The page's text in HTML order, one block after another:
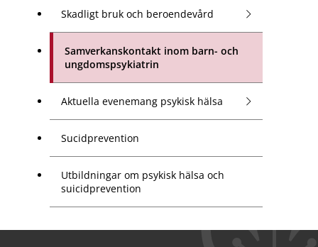
Skadligt bruk och beroendevård
Samverkanskontakt inom barn- och
ungdomspsykiatrin
Aktuella evenemang psykisk hälsa
Sucidprevention
Utbildningar om psykisk hälsa och
suicidprevention